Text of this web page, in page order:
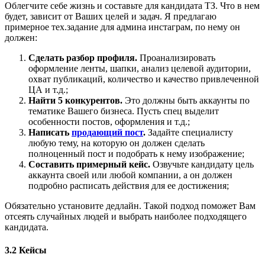
Облегчите себе жизнь и составьте для кандидата ТЗ. Что в нем
будет, зависит от Ваших целей и задач. Я предлагаю
примерное тех.задание для админа инстаграм, по нему он
должен:
Сделать разбор профиля. Проанализировать
оформление ленты, шапки, анализ целевой аудитории,
охват публикаций, количество и качество привлеченной
ЦА и т.д.;
Найти 5 конкурентов. Это должны быть аккаунты по
тематике Вашего бизнеса. Пусть спец выделит
особенности постов, оформления и т.д.;
Написать продающий пост. Задайте специалисту
любую тему, на которую он должен сделать
полноценный пост и подобрать к нему изображение;
Составить примерный кейс. Озвучьте кандидату цель
аккаунта своей или любой компании, а он должен
подробно расписать действия для ее достижения;
Обязательно установите дедлайн. Такой подход поможет Вам
отсеять случайных людей и выбрать наиболее подходящего
кандидата.
3.2 Кейсы